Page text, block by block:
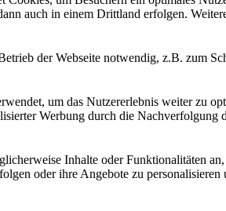
auch in einem Drittland erfolgen.
der Webseite notwendig, z.B. zum
um das Nutzererlebnis weiter zu
Werbung durch die Nachverfolgung
Inhalte oder Funktionalitäten
oder ihre Angebote zu personalisieren